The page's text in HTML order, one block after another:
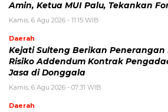
Amin, Ketua MUI Palu, Tekankan
Kamis, 6 Agu 2026 - 11:15 WIB
Daerah
Kejati Sulteng Berikan Penerangan
Risiko Addendum Kontrak
Jasa di Donggala
Kamis, 6 Agu 2026 - 07:31 WIB
Daerah